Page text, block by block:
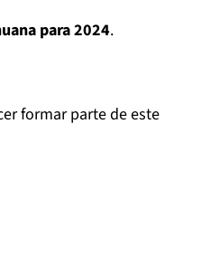
para 2024.
formar parte de este